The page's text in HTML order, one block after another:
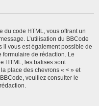
du code HTML, vous offrant un
L’utilisation du BBCode
il vous est également possible de
formulaire de rédaction. Le
HTML, les balises sont
place des chevrons « < » et
veuillez consulter le